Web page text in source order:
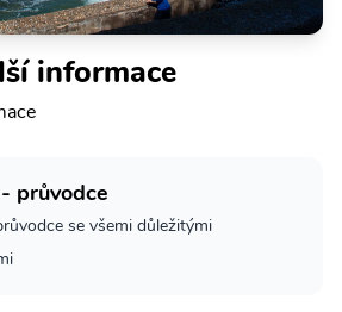
informace
průvodce
se všemi důležitými